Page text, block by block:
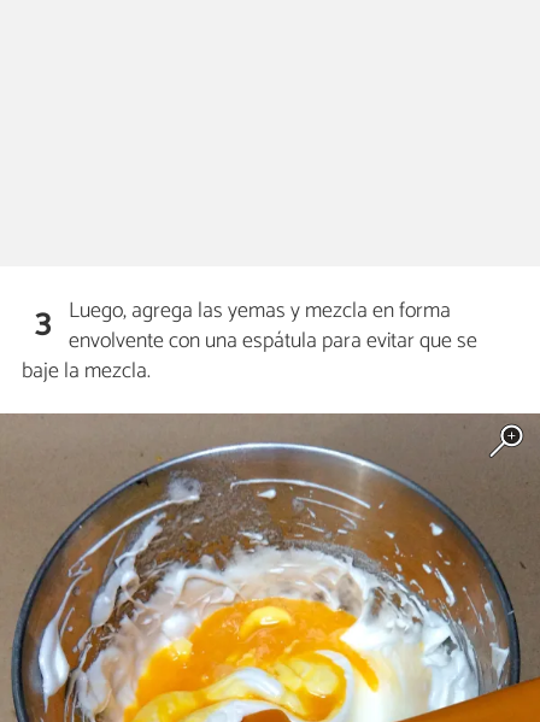
3 Luego, agrega las yemas y mezcla en forma
envolvente con una espátula para evitar que se
baje la mezcla.